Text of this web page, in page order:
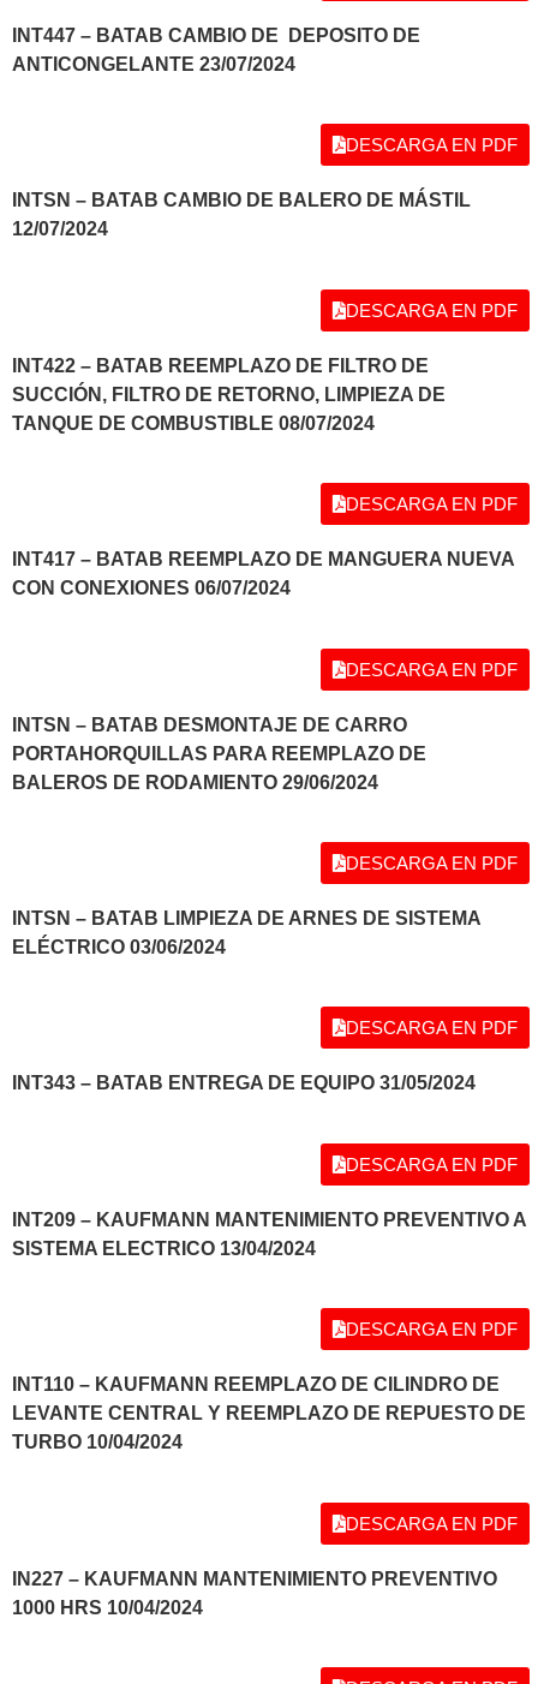
INT447 – BATAB CAMBIO DE DEPOSITO DE
ANTICONGELANTE 23/07/2024
DESCARGA EN PDF
INTSN – BATAB CAMBIO DE BALERO DE MÁSTIL
12/07/2024
DESCARGA EN PDF
INT422 – BATAB REEMPLAZO DE FILTRO DE
SUCCIÓN, FILTRO DE RETORNO, LIMPIEZA DE
TANQUE DE COMBUSTIBLE 08/07/2024
DESCARGA EN PDF
INT417 – BATAB REEMPLAZO DE MANGUERA NUEVA
CON CONEXIONES 06/07/2024
DESCARGA EN PDF
INTSN – BATAB DESMONTAJE DE CARRO
PORTAHORQUILLAS PARA REEMPLAZO DE
BALEROS DE RODAMIENTO 29/06/2024
DESCARGA EN PDF
INTSN – BATAB LIMPIEZA DE ARNES DE SISTEMA
ELÉCTRICO 03/06/2024
DESCARGA EN PDF
INT343 – BATAB ENTREGA DE EQUIPO 31/05/2024
DESCARGA EN PDF
INT209 – KAUFMANN MANTENIMIENTO PREVENTIVO A
SISTEMA ELECTRICO 13/04/2024
DESCARGA EN PDF
INT110 – KAUFMANN REEMPLAZO DE CILINDRO DE
LEVANTE CENTRAL Y REEMPLAZO DE REPUESTO DE
TURBO 10/04/2024
DESCARGA EN PDF
IN227 – KAUFMANN MANTENIMIENTO PREVENTIVO
1000 HRS 10/04/2024